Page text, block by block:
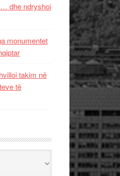
dhe ndryshoi
monumentet
takim në
të